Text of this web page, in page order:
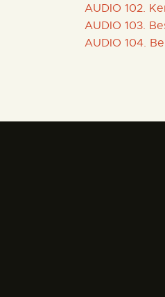
AUDIO 102.
AUDIO 103.
AUDIO 104.